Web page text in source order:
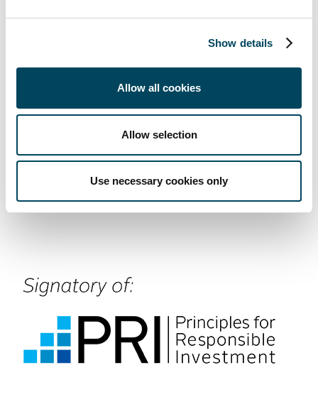
Show details
Allow all cookies
Allow selection
Use necessary cookies only
Årsredovisning
Vi har inte tagit emot några klagomål i relation till